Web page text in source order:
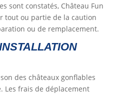
sont constatés, Château Fun
tout ou partie de la caution
ou de remplacement.
des châteaux gonflables
Les frais de déplacement